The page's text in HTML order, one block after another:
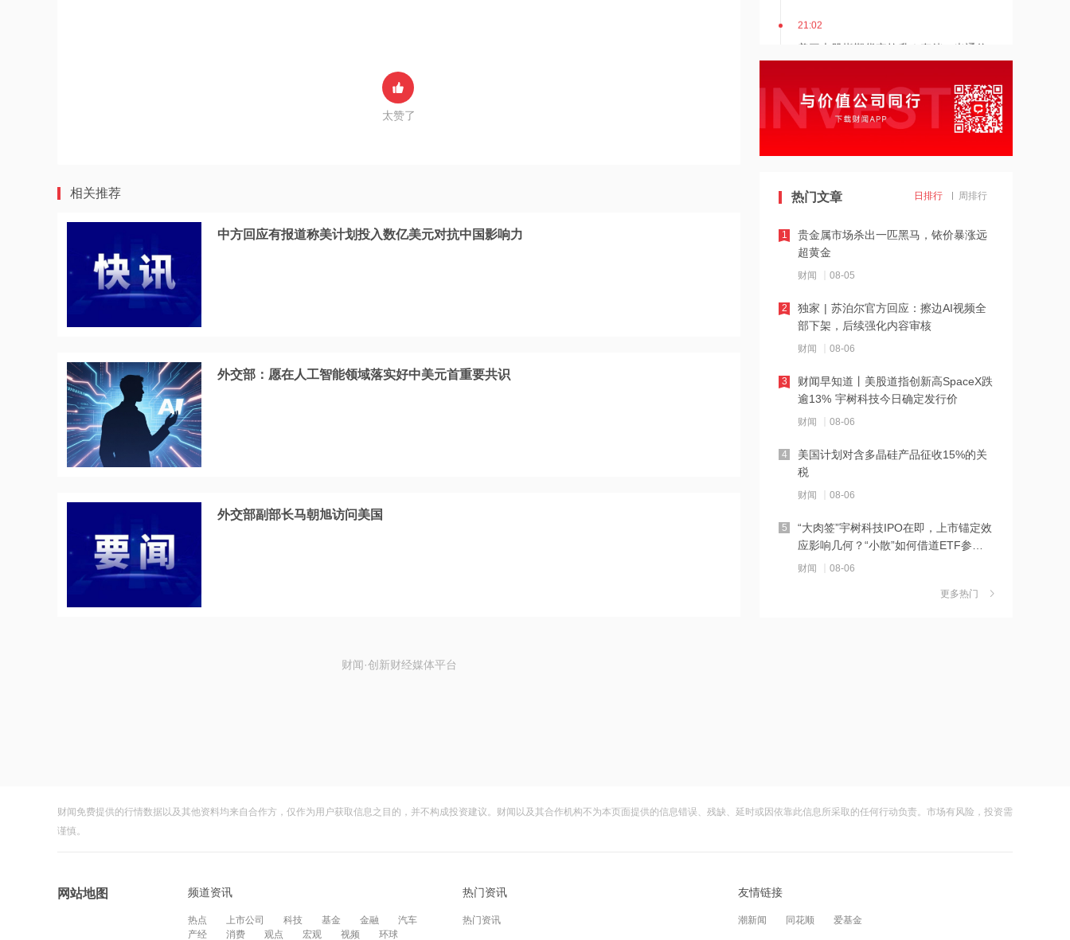
太赞了
相关推荐
中方回应有报道称美计划投入数亿美元对抗中国影响力
外交部：愿在人工智能领域落实好中美元首重要共识
外交部副部长马朝旭访问美国
财闻·创新财经媒体平台
21:02
美三大股指期货齐拉升！存储、光通信
盘前普涨，交易员下调美联储年内加息
20:59
倍轻松：财务总监夏小梅因个人原因提
蓝盾光电：拟购买岚创科技控股权 股票
复牌
20:57
显偏离市场走势，Q1净利同比飙涨超21
20:53
开展订单合作，与AMD业务合作处产品
20:53
历史新高
20:53
铺黄金获得竞争优势
20:53
4天2板奥士康：公司未与英伟达、谷歌
开展订单合作 与AMD的业务合作尚未形
国际复材选举魏泽聪为董事长 王莉军获
热门文章 日排行 周排行
贵金属市场杀出一匹黑马，铱价暴涨远
超黄金
财闻 08-05
1
独家 | 苏泊尔官方回应：擦边AI视频全
部下架，后续强化内容审核
财闻 08-06
2
财闻早知道丨美股道指创新高SpaceX跌
逾13% 宇树科技今日确定发行价
财闻 08-06
3
美国计划对含多晶硅产品征收15%的关
税
财闻 08-06
4
“大肉签”宇树科技IPO在即，上市锚定效
应影响几何？“小散”如何借道ETF参
与？
财闻 08-06
5
茉莉奶白陷降薪罗生门，当事人称：公
大涨152%！哈啰、美团单车“好伙伴”登
10
更多热门
财闻免费提供的行情数据以及其他资料均来自合作方，仅作为用户获取信息之目的，并不构成投资建议。财闻以及其合作机构不为本页面提供的信息错误、残缺、延时或因依靠此信息所采取的任何行动负责。市场有风险，投资需
谨慎。
网站地图 频道资讯
热点 上市公司 科技 基金 金融
汽车
产经
消费 观点 宏观 视频 环球
热门资讯
热门资讯
友情链接
潮新闻 同花顺 爱基金